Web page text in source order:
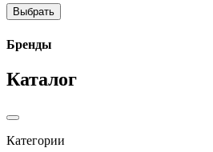
Выбрать
Бренды
Каталог
Категории